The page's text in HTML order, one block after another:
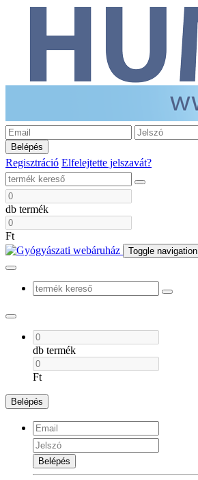
Belépés
Regisztráció Elfelejtette jelszavát?
db termék
Ft
Toggle navigation
db termék
Ft
Belépés
Belépés